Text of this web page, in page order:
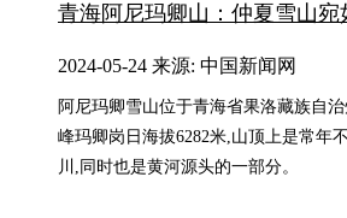
青海阿尼玛卿山：仲夏雪山宛
2024-05-24 来源: 中国新闻网
阿尼玛卿雪山位于青海省果洛藏族自
峰玛卿岗日海拔6282米,山顶上是常年
川,同时也是黄河源头的一部分。